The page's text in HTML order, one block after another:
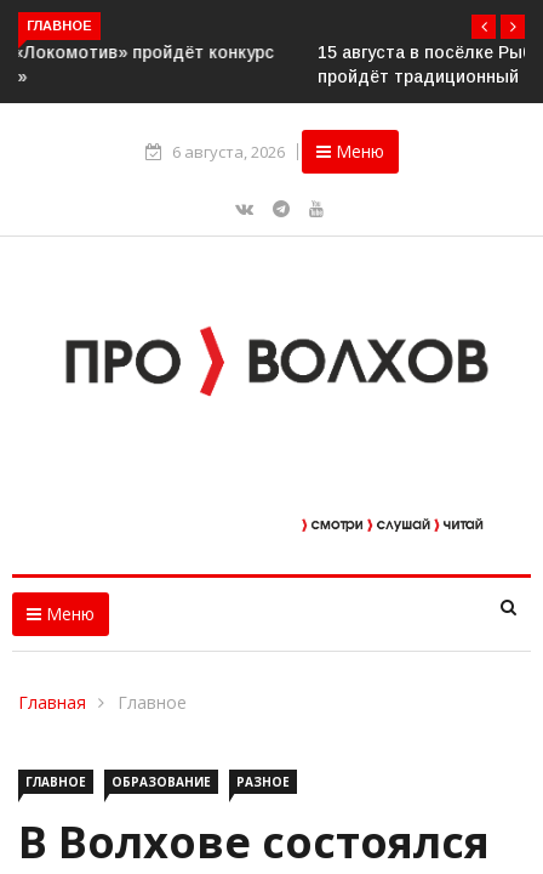
ГЛАВНОЕ
15 августа в посёлке Рыбежно Пашского поселения
пройдёт традиционный молодёжный фестиваль «Рибица»
6 августа, 2026 Меню
Меню
Главная Главное
ГЛАВНОЕ ОБРАЗОВАНИЕ РАЗНОЕ
В Волхове состоялся